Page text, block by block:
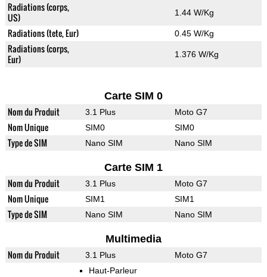
Radiations (corps,
US)
1.44 W/Kg
Radiations (tete, Eur) 0.45 W/Kg
Radiations (corps,
Eur)
1.376 W/Kg
Carte SIM 0
Nom du Produit 3.1 Plus Moto G7
Nom Unique SIM0 SIM0
Type de SIM Nano SIM Nano SIM
Carte SIM 1
Nom du Produit 3.1 Plus Moto G7
Nom Unique SIM1 SIM1
Type de SIM Nano SIM Nano SIM
Multimedia
Nom du Produit 3.1 Plus Moto G7
Haut-Parleur